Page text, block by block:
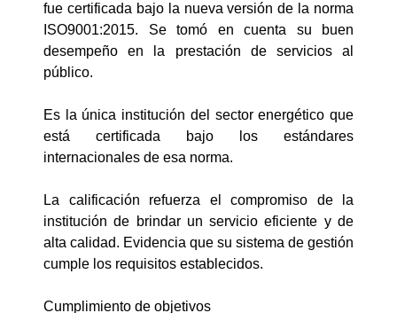
fue certificada bajo la nueva versión de la norma
ISO9001:2015. Se tomó en cuenta su buen
desempeño en la prestación de servicios al
público.
Es la única institución del sector energético que
está certificada bajo los estándares
internacionales de esa norma.
La calificación refuerza el compromiso de la
institución de brindar un servicio eficiente y de
alta calidad. Evidencia que su sistema de gestión
cumple los requisitos establecidos.
Cumplimiento de objetivos